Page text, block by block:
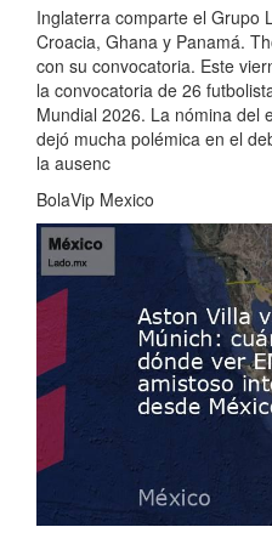
Inglaterra comparte el Grupo
Croacia, Ghana y Panamá.
con su convocatoria. Este
la convocatoria de 26
Mundial 2026. La nómina del
dejó mucha polémica en el
la ausenc
BolaVip Mexico